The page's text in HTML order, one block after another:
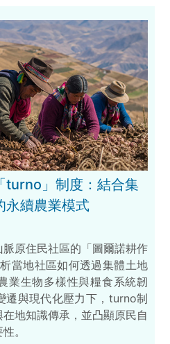
turno」制度：結合集
永續農業模式
原住民社區的「圖爾諾耕作
當地社區如何透過集體土地
業生物多樣性與糧食系統韌
遷與現代化壓力下，turno制
地知識傳承，並凸顯原民自
。